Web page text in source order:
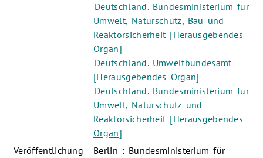
Deutschland. Bundesministerium für
Umwelt, Naturschutz, Bau und
Reaktorsicherheit [Herausgebendes
Organ]
Deutschland. Umweltbundesamt
[Herausgebendes Organ]
Deutschland. Bundesministerium für
Umwelt, Naturschutz und
Reaktorsicherheit [Herausgebendes
Organ]
Veröffentlichung
Berlin : Bundesministerium für